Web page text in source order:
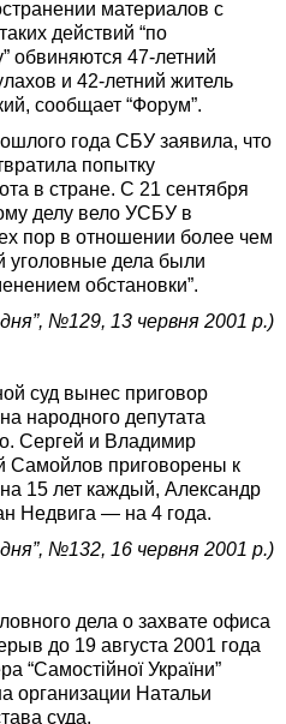
материалов с
действий “по
обвиняются 47-летний
и 42-летний житель
сообщает “Форум”.
года СБУ заявила, что
попытку
в стране. С 21 сентября
делу вело УСБУ в
пор в отношении более чем
уголовные дела были
обстановки”.
№129, 13 червня 2001 р.)
суд вынес приговор
народного депутата
Сергей и Владимир
Самойлов приговорены к
15 лет каждый, Александр
Недвига — на 4 года.
№132, 16 червня 2001 р.)
дела о захвате офиса
до 19 августа 2001 года
“Самостійної України”
организации Натальи
суда.